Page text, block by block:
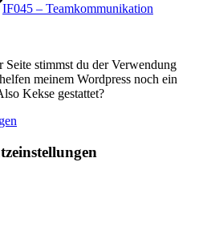
IF045 – Teamkommunikation
stimmst du der Verwendung
meinem Wordpress noch ein
Kekse gestattet?